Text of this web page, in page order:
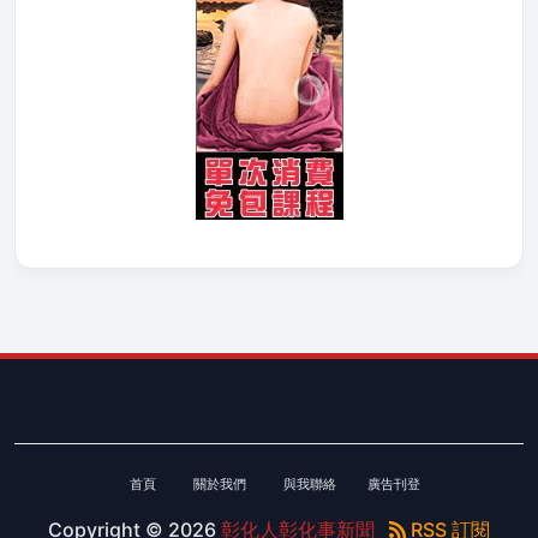
首頁 關於我們 與我聯絡 廣告刊登
Copyright © 2026 彰化人彰化事新聞 RSS 訂閱